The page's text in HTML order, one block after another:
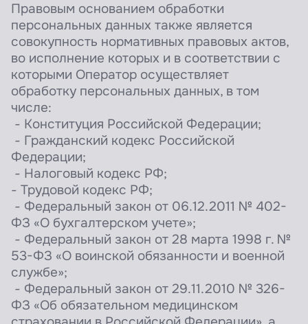
Правовым основанием обработки
персональных данных также является
совокупность нормативных правовых актов,
во исполнение которых и в соответствии с
которыми Оператор осуществляет
обработку персональных данных, в том
числе:
- Конституция Российской Федерации;
- Гражданский кодекс Российской
Федерации;
- Налоговый кодекс РФ;
- Трудовой кодекс РФ;
- Федеральный закон от 06.12.2011 № 402-
ФЗ «О бухгалтерском учете»;
- Федеральный закон от 28 марта 1998 г. №
53-ФЗ «О воинской обязанности и военной
службе»;
- Федеральный закон от 29.11.2010 № 326-
ФЗ «Об обязательном медицинском